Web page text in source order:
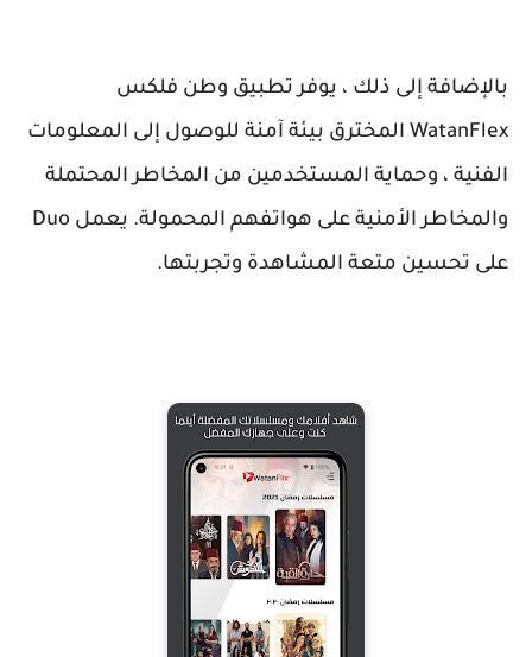
بالإضافة إلى ذلك ، يوفر تطبيق وطن فلكس
WatanFlex المخترق بيئة آمنة للوصول إلى المعلومات
الفنية ، وحماية المستخدمين من المخاطر المحتملة
والمخاطر الأمنية على هواتفهم المحمولة. يعمل Duo
على تحسين متعة المشاهدة وتجربتها.